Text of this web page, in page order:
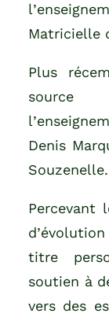
Matricielle
Plus
source
Denis
Souzenelle.
Percevant
titre
soutien à
vers des